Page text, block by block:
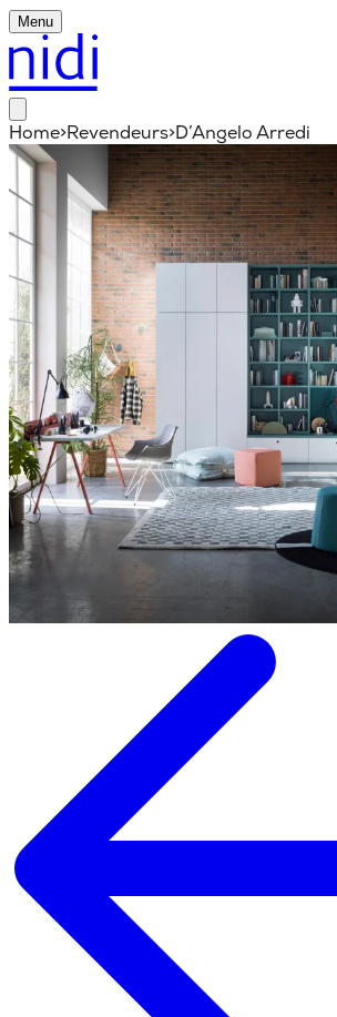
Menu
Home>Revendeurs>D’Angelo Arredi